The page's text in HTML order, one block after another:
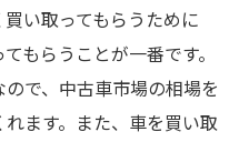
い取ってもらうために
もらうことが一番です。
で、中古車市場の相場を
ます。また、車を買い取